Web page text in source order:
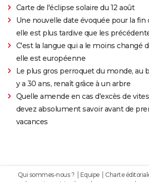
Carte de l'éclipse solaire du 12 août
Une nouvelle date évoquée pour la fin
elle est plus tardive que les
C'est la langue qui a le moins changé
elle est européenne
Le plus gros perroquet du monde, au
y a 30 ans, renaît grâce à un arbre
Quelle amende en cas d'excès de
devez absolument savoir avant de
vacances
Qui sommes-nous ? Equipe Charte